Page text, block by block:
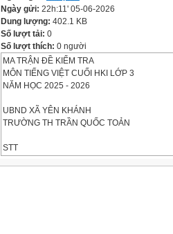
Ngày gửi: 22h:11' 05-06-2026
Dung lượng: 402.1 KB
Số lượt tải: 0
Số lượt thích: 0 người
MA TRẬN ĐỀ KIỂM TRA
MÔN TIẾNG VIỆT CUỐI HKI LỚP 3
NĂM HỌC 2025 - 2026
UBND XÃ YÊN KHÁNH
TRƯỜNG TH TRẦN QUỐC TOẢN
STT